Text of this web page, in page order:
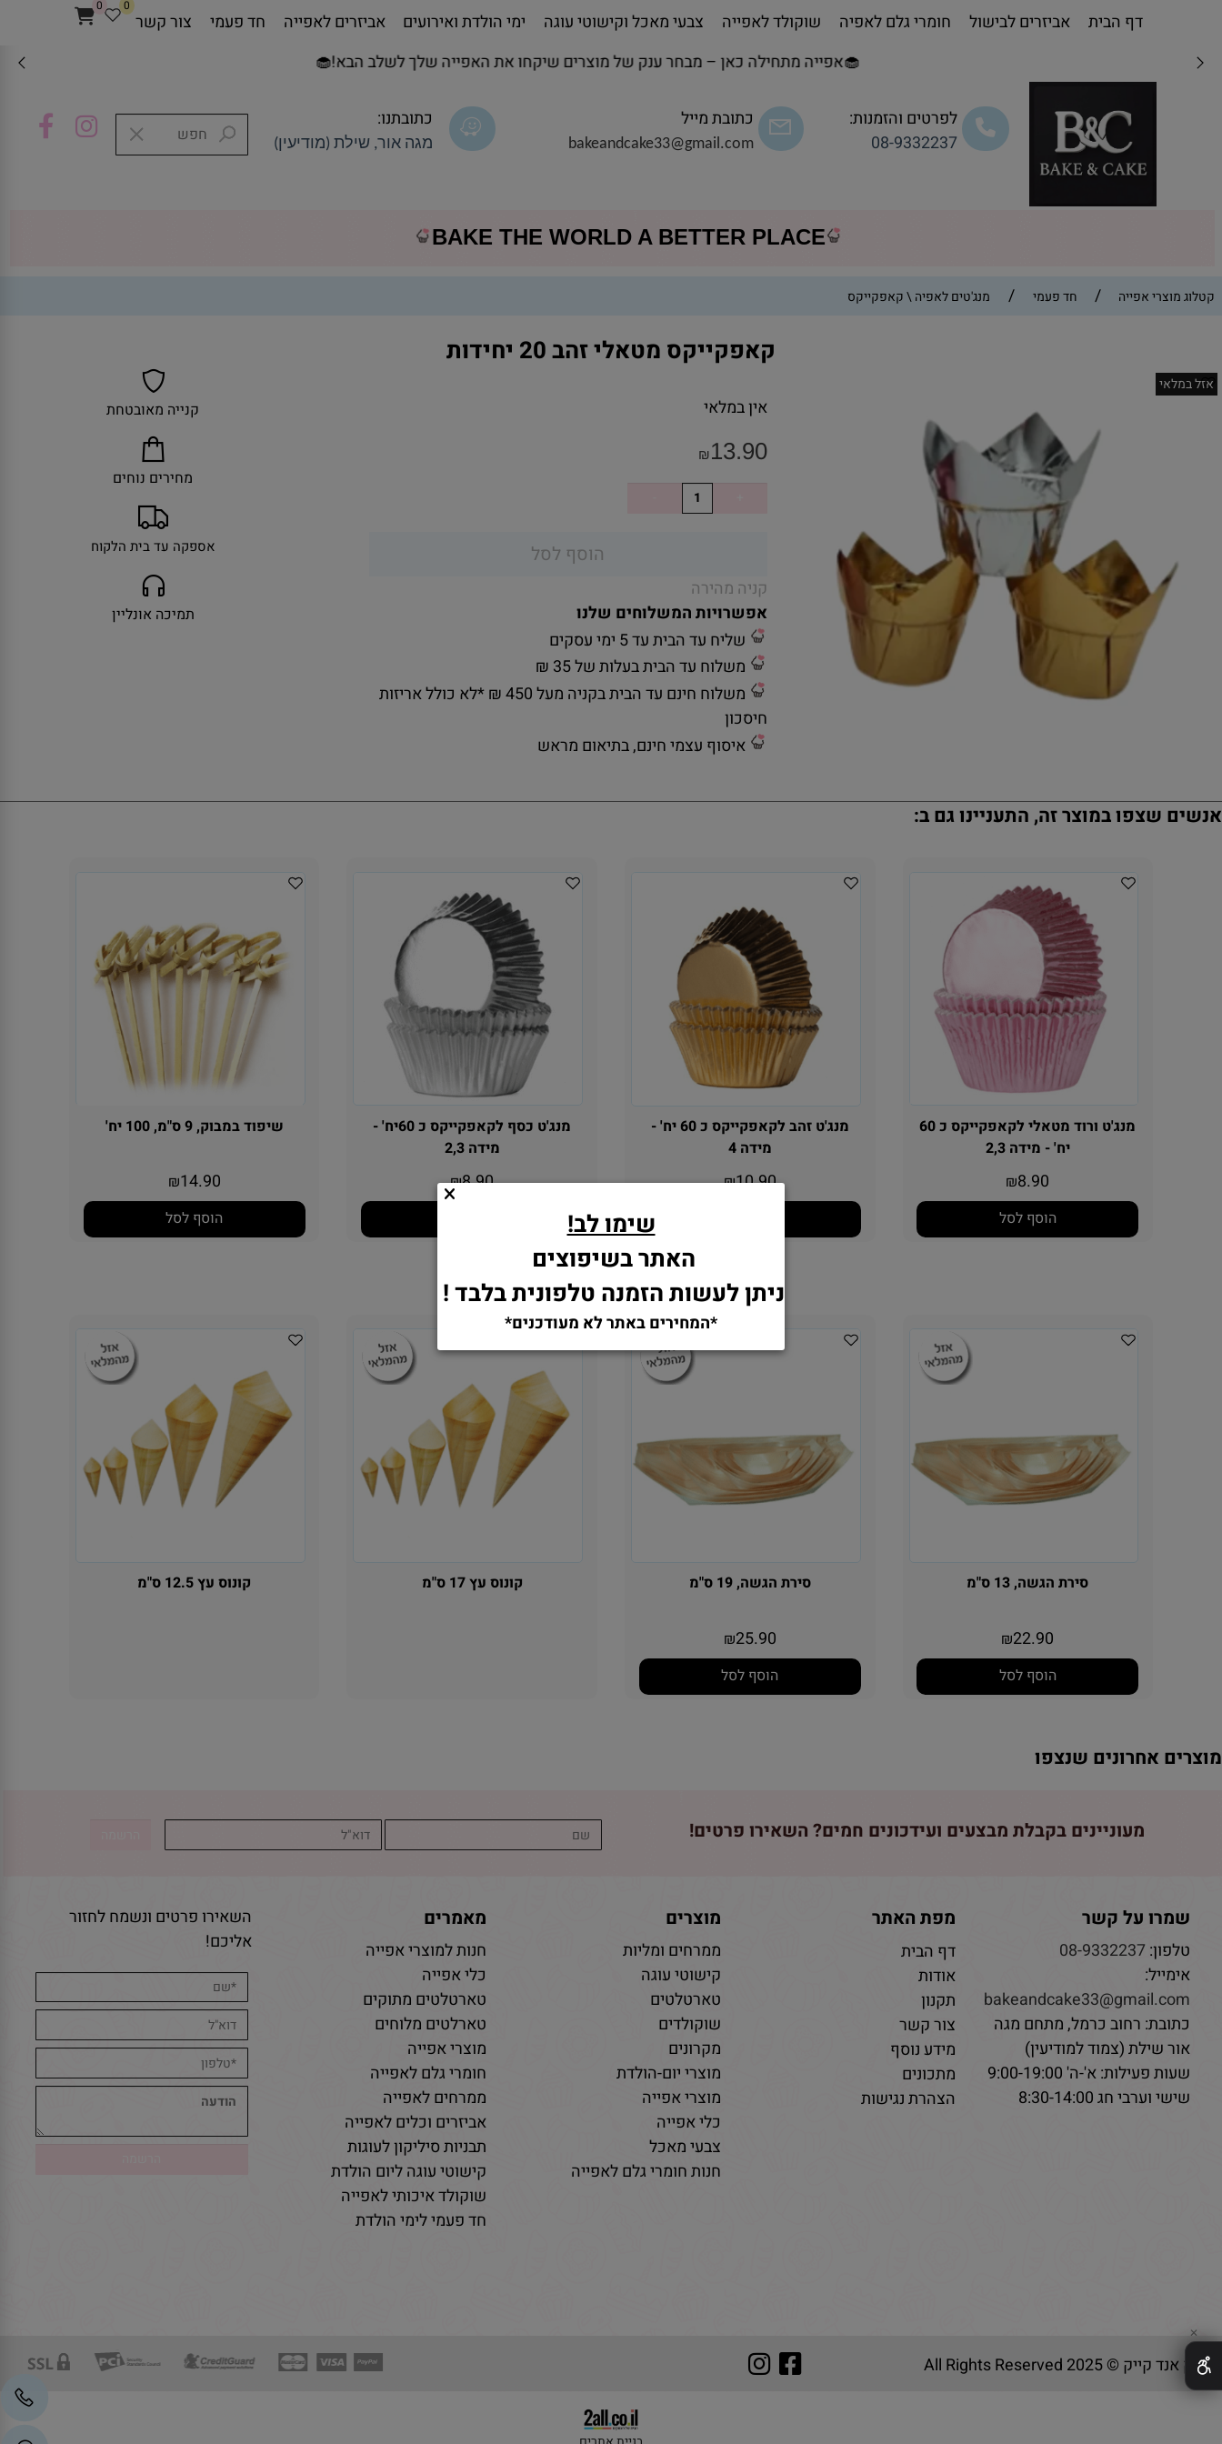
🧁אפייה מתחילה כאן – מבחר ענק של מוצרים שיקחו את האפייה שלך לשלב הבא!🧁
לפרטים והזמנות:
08-9332237
כתובת מייל
bakeandcake33@gmail.com
כתובתנו:
מגה אור, שילת (מודיעין)
0 0
דף הבית אביזרים לבישול חומרי גלם לאפיה שוקולד לאפייה צבעי מאכל וקישוטי עוגה ימי הולדת ואירועים אביזרים לאפייה חד פעמי צור קשר
BAKE THE WORLD A BETTER PLACE
קטלוג מוצרי אפייה / חד פעמי / מנג'טים לאפיה \ קאפקייקס
קאפקייקס מטאלי זהב 20 יחידות
אזל במלאי
אין במלאי
₪13.90
הוסף לסל
קניה מהירה
אפשרויות המשלוחים שלנו
שליח עד הבית עד 5 ימי עסקים
משלוח עד הבית בעלות של 35 ₪
משלוח חינם עד הבית בקניה מעל 450 ₪ *לא כולל אריזות
חיסכון
איסוף עצמי חינם, בתיאום מראש
קנייה מאובטחת
מחירים נוחים
אספקה עד בית הלקוח
תמיכה אונליין
שצפו במוצר זה, התעניינו גם ב:
מנג'ט ורוד מטאלי לקאפקייקס כ 60
יח' - מידה 2,3
₪8.90
הוסף לסל
מנג'ט זהב לקאפקייקס כ 60 יח' -
מידה 4
₪10.90
מנג'ט כסף לקאפקייקס כ 60יח' -
מידה 2,3
₪8.90
שיפוד במבוק, 9 ס"מ, 100 יח'
₪ 14.90
הוסף לסל
סירת הגשה, 13 ס"מ
₪22.90
הוסף לסל
סירת הגשה, 19 ס"מ
₪25.90
הוסף לסל
קונוס עץ 17 ס"מ קונוס עץ 12.5 ס"מ
אחרונים שנצפו
מעוניינים בקבלת מבצעים ועידכונים חמים? השאירו פרטים!
שמרו על קשר
טלפון:08-9332237
אימייל:
bakeandcake33@gmail.com
כתובת: רחוב כרמל, מתחם מגה
אור שילת (צמוד למודיעין)
שעות פעילות: א'-ה' 9:00-19:00
שישי וערבי חג 8:30-14:00
מפת האתר
דף הבית
אודות
תקנון
צור קשר
מידע נוסף
מתכונים
הצהרת נגישות
מוצרים
ממרחים ומליות
קישוטי עוגה
טארטלטים
שוקולדים
מקרונים
מוצרי יום-הולדת
מוצרי אפייה
כלי אפייה
צבעי מאכל
חנות חומרי גלם לאפייה
מאמרים
חנות למוצרי אפייה
כלי אפייה
טארטלטים מתוקים
טארלטים מלוחים
מוצרי אפייה
חומרי גלם לאפייה
ממרחים לאפייה
אביזרים וכלים לאפייה
תבניות סיליקון לעוגות
קישוטי עוגה ליום הולדת
שוקולד איכותי לאפייה
חד פעמי לימי הולדת
השאירו פרטים ונשמח לחזור
אליכם!
בייק אנד קייק © 2025 All Rights Reserved
שימו לב!
האתר בשיפוצים
ניתן לעשות הזמנה טלפונית בלבד !
*המחירים באתר לא מעודכנים*
✕